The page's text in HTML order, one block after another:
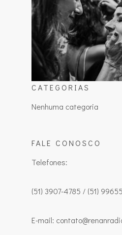
CATEGORIAS
Nenhuma categoria
FALE CONOSCO
Telefones:
(51) 3907-4785 / (51)
E-mail: